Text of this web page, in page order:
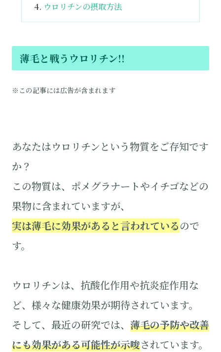
ウロリチンの摂取方法
薄毛と戦うウロリチン!!
※この記事には広告が含まれます
あなたはウロリチンという物質をご存知です
か？
この物質は、ポメグラナートやイチゴなどの
果物に含まれていますが、
実は薄毛に効果があると言われているので
す。
ウロリチンは、抗酸化作用や抗炎症作用な
ど、様々な健康効果が期待されています。
そして、最近の研究では、 薄毛の予防や改善
にも効果がある可能性が示唆されています。